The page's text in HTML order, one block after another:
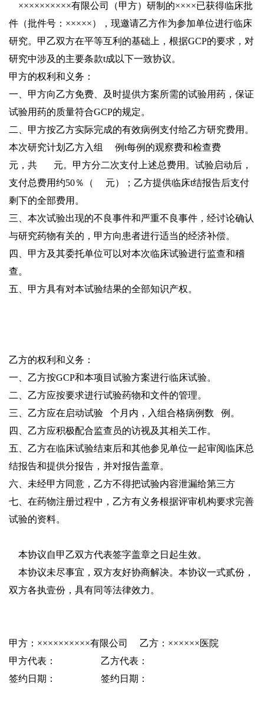
××××××××××有限公司（甲方）研制的××××已获得临床批
件（批件号：×××××），现邀请乙方作为参加单位进行临床
研究。甲乙双方在平等互利的基础上，根据GCP的要求，对
研究中涉及的主要条款t成以下一致协议。
甲方的权利和义务：
一、甲方向乙方免费、及时提供方案所需的试验用药，保证
试验用药的质量符合GCP的规定。
二、甲方按乙方实际完成的有效病例支付给乙方研究费用。
本次研究计划乙方入组
例t每例的观察费和检查费
元，共
元。甲方分二次支付上述总费用。试验启动后，
支付总费用约50％（
元）；乙方提供临床t结报告后支付
剩下的全部费用。
三、本次试验出现的不良事件和严重不良事件，经讨论确认
与研究药物有关的，甲方向患者进行适当的经济补偿。
四、甲方及其委托单位可以对本次临床试验进行监查和稽
查。
五、甲方具有对本试验结果的全部知识产权。
乙方的权利和义务：
一、乙方按GCP和本项目试验方案进行临床试验。
二、乙方应按要求进行试验药物和文件的管理。
三、乙方应在启动试验
个月内，入组合格病例数
例。
四、乙方应积极配合监查员的访视及其相关工作。
五、乙方在临床试验结束后和其他参见单位一起审阅临床总
结报告和提供分报告，并对报告盖章。
六、未经甲方同意，乙方不得把试验内容泄漏给第三方
七、在药物注册过程中，乙方有义务根据评审机构要求完善
试验的资料。
本协议自甲乙双方代表签字盖章之日起生效。
本协议未尽事宜，双方友好协商解决。本协议一式贰份，
双方各执壹份，具有同等法律效力。
甲方：××××××××××有限公司
乙方：××××××医院
甲方代表：
乙方代表：
签约日期：
签约日期：